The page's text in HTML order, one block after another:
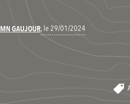
MN GAUJOUR, le 29/01/2024